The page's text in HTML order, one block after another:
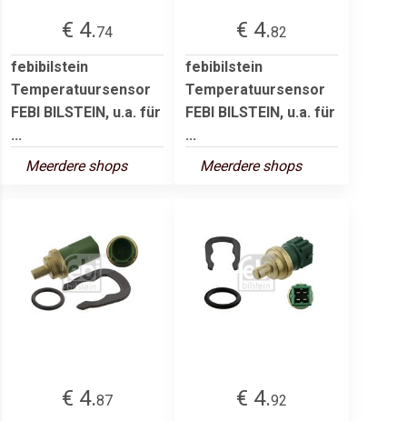
€ 4.74
febibilstein
Temperatuursensor
FEBI BILSTEIN, u.a. für
...
Meerdere shops
€ 4.82
febibilstein
Temperatuursensor
FEBI BILSTEIN, u.a. für
...
Meerdere shops
€ 4.87
€ 4.92